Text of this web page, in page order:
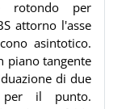
rotondo per
attorno l'asse
asintotico.
piano tangente
di due
per il punto.